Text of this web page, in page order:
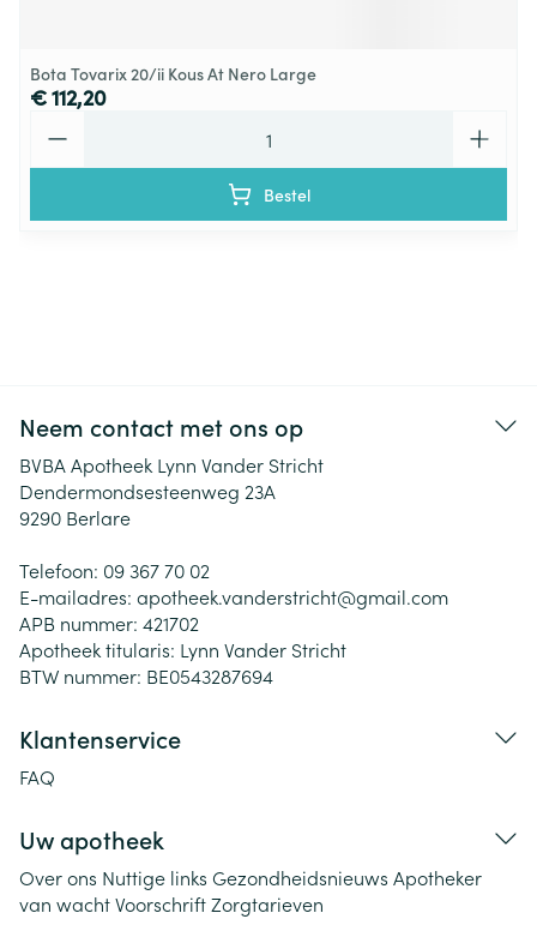
Bota Tovarix 20/ii Kous At Nero Large
€ 112,20
Bestel
Neem contact met ons op
BVBA Apotheek Lynn Vander Stricht
Dendermondsesteenweg 23A
9290 Berlare
Telefoon: 09 367 70 02
E-mailadres: apotheek.vanderstricht@gmail.com
APB nummer: 421702
Apotheek titularis: Lynn Vander Stricht
BTW nummer: BE0543287694
Klantenservice
FAQ
Uw apotheek
Over ons Nuttige links Gezondheidsnieuws Apotheker
van wachtVoorschriftZorgtarieven